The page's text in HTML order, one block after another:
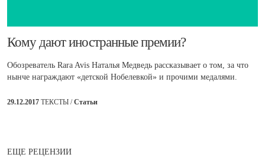
​Кому дают иностранные премии?
Обозреватель Rara Avis Наталья Медведь рассказывает о том, за что
нынче награждают «детской Нобелевкой» и прочими медалями.
29.12.2017 ТЕКСТЫ /Статьи
ЕЩЕ РЕЦЕНЗИИ